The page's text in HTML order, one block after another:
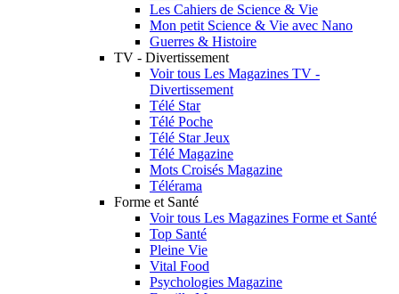
Les Cahiers de Science & Vie
Mon petit Science & Vie avec Nano
Guerres & Histoire
TV - Divertissement
Voir tous Les Magazines TV -
Divertissement
Télé Star
Télé Poche
Télé Star Jeux
Télé Magazine
Mots Croisés Magazine
Télérama
Forme et Santé
Voir tous Les Magazines Forme et Santé
Top Santé
Pleine Vie
Vital Food
Psychologies Magazine